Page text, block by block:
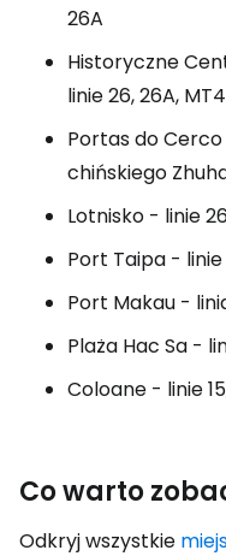
26A
Historyczne
linie 26, 26A, MT4
Portas do
chińskiego
Lotnisko - linie
Port Taipa - linie
Port Makau -
Plaża Hac Sa -
Coloane - linie
Co warto
Odkryj wszystkie